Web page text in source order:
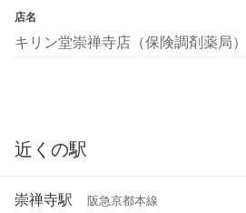
店名
キリン堂崇禅寺店（保険調剤薬局）
近くの駅
崇禅寺駅 阪急京都本線